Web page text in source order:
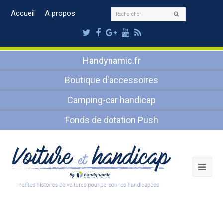
Accueil A propos Rechercher
Twitter
Facebook
Google
Plus
Youtube
RSS
Handynamic.fr
Boutique d'accessoires
Camping-car handicap
Fonds de dotation Push